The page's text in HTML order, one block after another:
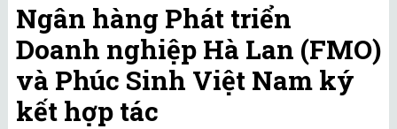
Ngân hàng Phát triển
Doanh nghiệp Hà Lan (FMO)
và Phúc Sinh Việt Nam ký
kết hợp tác